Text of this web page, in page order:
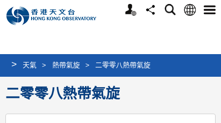
個
分
搜
語
選
> 天氣 > 熱帶氣旋 > 二零零八熱帶氣旋
二零零八熱帶氣旋